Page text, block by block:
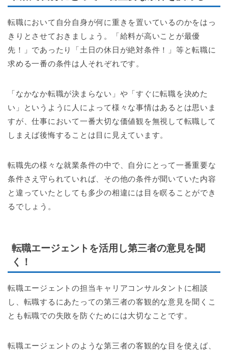
転職において自分自身が何に重きを置いているのかをはっ
きりとさせておきましょう。「給料が高いことが最優
先！」であったり「土日の休日が絶対条件！」等と転職に
求める一番の条件は人それぞれです。
「なかなか転職が決まらない」や「すぐに転職を決めた
い」というように人によって様々な事情はあるとは思いま
すが、仕事において一番大切な価値観を無視して転職して
しまえば後悔することは目に見えています。
転職先の様々な就業条件の中で、自分にとって一番重要な
条件さえ守られていれば、その他の条件が聞いていた内容
と違っていたとしても多少の相違には目を瞑ることができ
るでしょう。
転職エージェントを活用し第三者の意見を聞
く！
転職エージェントの担当キャリアコンサルタントに相談
し、転職するにあたっての第三者の客観的な意見を聞くこ
とも転職での失敗を防ぐためには大切なことです。
転職エージェントのような第三者の客観的な目を使えば、